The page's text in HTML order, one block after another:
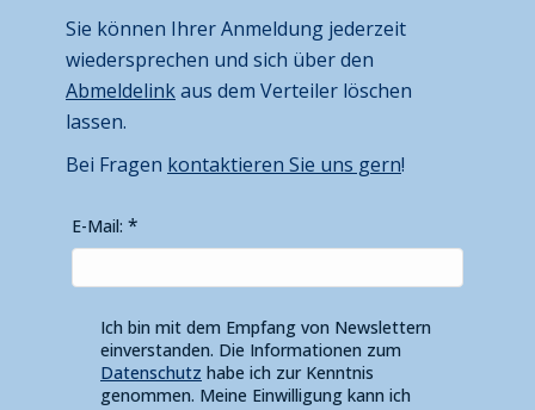
Sie können Ihrer Anmeldung jederzeit
wiedersprechen und sich über den
Abmeldelinkaus dem Verteiler löschen
lassen.
Bei Fragen kontaktieren Sie uns gern!
E-Mail:
Ich bin mit dem Empfang von Newslettern
einverstanden. Die Informationen zum
Datenschutz habe ich zur Kenntnis
genommen. Meine Einwilligung kann ich